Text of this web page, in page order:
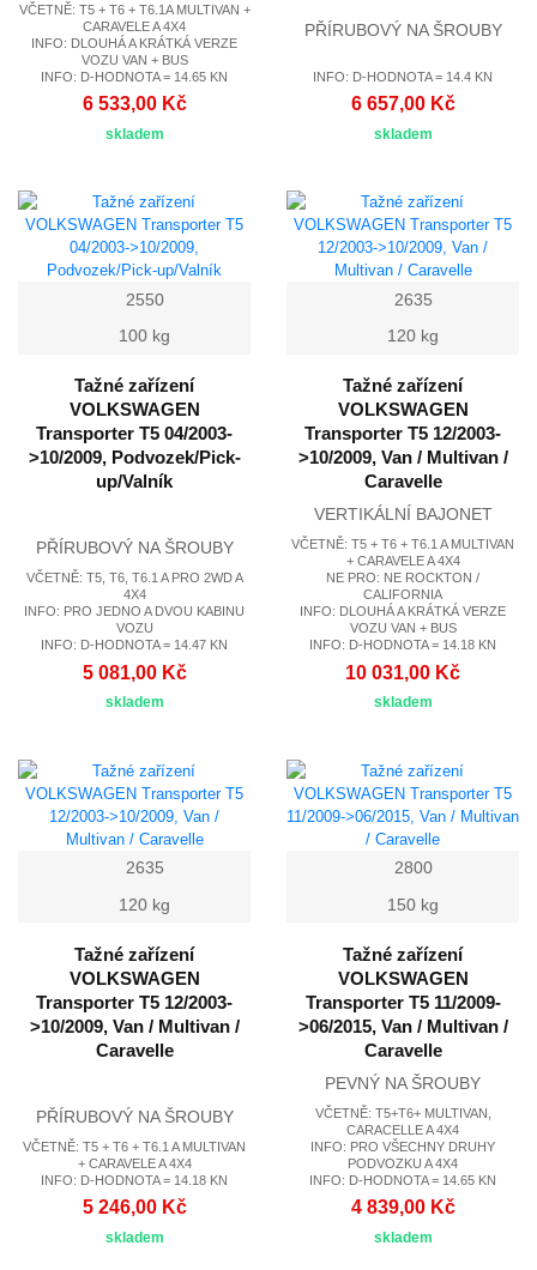
VČETNĚ: T5 + T6 + T6.1A MULTIVAN +
CARAVELE A 4X4
INFO: DLOUHÁ A KRÁTKÁ VERZE
VOZU VAN + BUS
INFO: D-HODNOTA = 14.65 KN
6 533,00 Kč
skladem
PŘÍRUBOVÝ NA ŠROUBY
INFO: D-HODNOTA = 14.4 KN
6 657,00 Kč
skladem
2550
100 kg
Tažné zařízení
VOLKSWAGEN
Transporter T5 04/2003-
>10/2009, Podvozek/Pick-
up/Valník
PŘÍRUBOVÝ NA ŠROUBY
VČETNĚ: T5, T6, T6.1 A PRO 2WD A
4X4
INFO: PRO JEDNO A DVOU KABINU
VOZU
INFO: D-HODNOTA = 14.47 KN
5 081,00 Kč
skladem
2635
120 kg
Tažné zařízení
VOLKSWAGEN
Transporter T5 12/2003-
>10/2009, Van / Multivan /
Caravelle
VERTIKÁLNÍ BAJONET
VČETNĚ: T5 + T6 + T6.1 A MULTIVAN
+ CARAVELE A 4X4
NE PRO: NE ROCKTON /
CALIFORNIA
INFO: DLOUHÁ A KRÁTKÁ VERZE
VOZU VAN + BUS
INFO: D-HODNOTA = 14.18 KN
10 031,00 Kč
skladem
2635
120 kg
Tažné zařízení
VOLKSWAGEN
Transporter T5 12/2003-
>10/2009, Van / Multivan /
Caravelle
PŘÍRUBOVÝ NA ŠROUBY
VČETNĚ: T5 + T6 + T6.1 A MULTIVAN
+ CARAVELE A 4X4
INFO: D-HODNOTA = 14.18 KN
5 246,00 Kč
skladem
2800
150 kg
Tažné zařízení
VOLKSWAGEN
Transporter T5 11/2009-
>06/2015, Van / Multivan /
Caravelle
PEVNÝ NA ŠROUBY
VČETNĚ: T5+T6+ MULTIVAN,
CARACELLE A 4X4
INFO: PRO VŠECHNY DRUHY
PODVOZKU A 4X4
INFO: D-HODNOTA = 14.65 KN
4 839,00 Kč
skladem